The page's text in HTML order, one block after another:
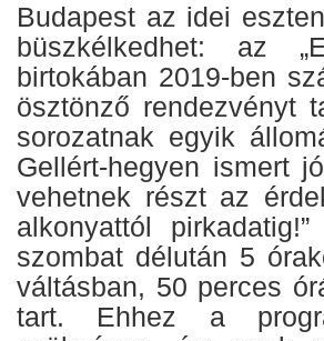
Budapest az idei
büszkélkedhet: az
birtokában 2019-ben
ösztönző rendezvényt
sorozatnak egyik
Gellért-hegyen ismert
vehetnek részt az
alkonyattól
szombat délután 5
váltásban, 50 perces
tart. Ehhez a